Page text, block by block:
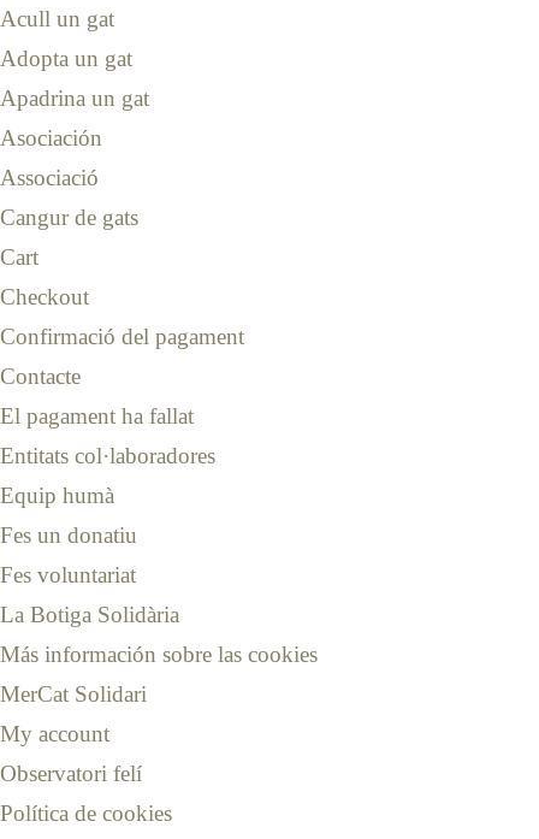
Acull un gat
Adopta un gat
Apadrina un gat
Asociación
Associació
Cangur de gats
Cart
Checkout
Confirmació del pagament
Contacte
El pagament ha fallat
Entitats col·laboradores
Equip humà
Fes un donatiu
Fes voluntariat
La Botiga Solidària
Más información sobre las cookies
MerCat Solidari
My account
Observatori felí
Política de cookies